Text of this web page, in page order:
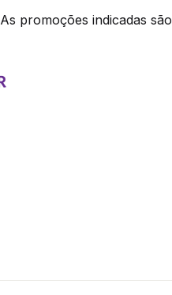
As promoções indicadas